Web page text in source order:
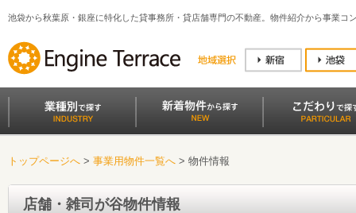
池袋から秋葉原・銀座に特化した貸事務所・貸店舗専門の不動産。物件紹介から事業コ
トップページへ > 事業用物件一覧へ > 物件情報
店舗・雑司が谷物件情報